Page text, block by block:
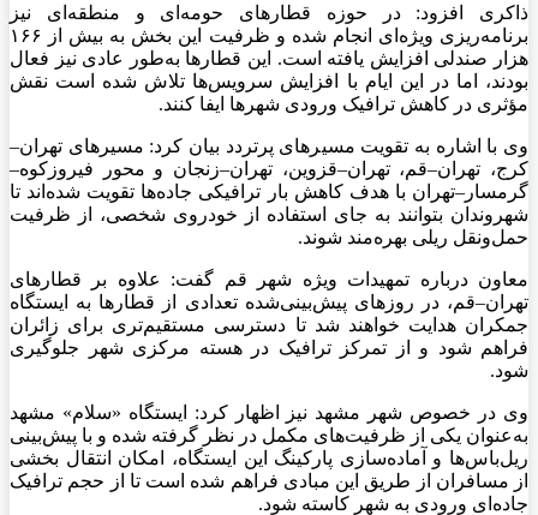
ذاکری افزود: در حوزه قطارهای حومه‌ای و منطقه‌ای نیز
برنامه‌ریزی ویژه‌ای انجام شده و ظرفیت این بخش به بیش از ۱۶۶
هزار صندلی افزایش یافته است. این قطارها به‌طور عادی نیز فعال
بودند، اما در این ایام با افزایش سرویس‌ها تلاش شده است نقش
مؤثری در کاهش ترافیک ورودی شهرها ایفا کنند.
وی با اشاره به تقویت مسیرهای پرتردد بیان کرد: مسیرهای تهران–
کرج، تهران–قم، تهران–قزوین، تهران–زنجان و محور فیروزکوه–
گرمسار–تهران با هدف کاهش بار ترافیکی جاده‌ها تقویت شده‌اند تا
شهروندان بتوانند به جای استفاده از خودروی شخصی، از ظرفیت
حمل‌ونقل ریلی بهره‌مند شوند.
معاون درباره تمهیدات ویژه شهر قم گفت: علاوه بر قطارهای
تهران–قم، در روزهای پیش‌بینی‌شده تعدادی از قطارها به ایستگاه
جمکران هدایت خواهند شد تا دسترسی مستقیم‌تری برای زائران
فراهم شود و از تمرکز ترافیک در هسته مرکزی شهر جلوگیری
شود.
وی در خصوص شهر مشهد نیز اظهار کرد: ایستگاه «سلام» مشهد
به‌عنوان یکی از ظرفیت‌های مکمل در نظر گرفته شده و با پیش‌بینی
ریل‌باس‌ها و آماده‌سازی پارکینگ این ایستگاه، امکان انتقال بخشی
از مسافران از طریق این مبادی فراهم شده است تا از حجم ترافیک
جاده‌ای ورودی به شهر کاسته شود.